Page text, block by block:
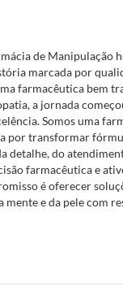
de Manipulação
marcada por
farmacêutica bem
a jornada
Somos uma
por transformar
detalhe, do
farmacêutica e
é oferecer
mente e da pele com